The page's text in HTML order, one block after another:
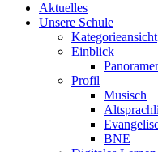
Aktuelles
Unsere Schule
Kategorieansicht
Einblick
Profil
Musisch
BNE